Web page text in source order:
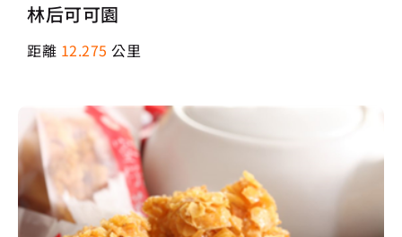
林后可可園
距離 12.275 公里